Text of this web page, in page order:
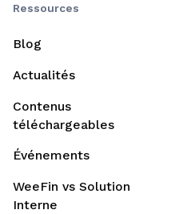
Ressources
Blog
Actualités
Contenus
téléchargeables
Événements
WeeFin vs Solution
Interne